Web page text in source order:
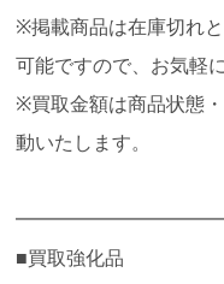
※掲載商品は在庫切れ
可能ですので、お気軽
※買取金額は商品状態
動いたします。
■買取強化品